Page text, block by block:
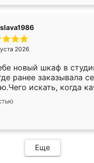
2026
новый шкаф в
ранее заказывала
искать, когда
Служит кухня
нет.
Еще